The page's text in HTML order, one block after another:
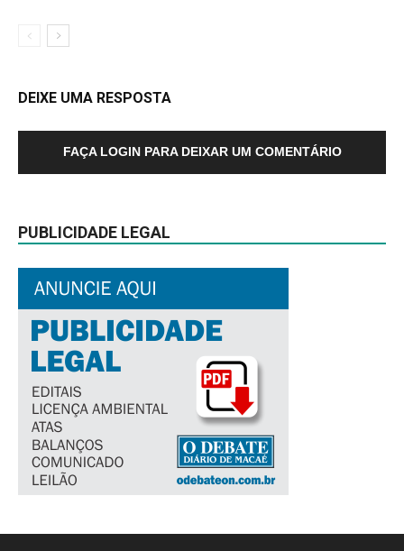
DEIXE UMA RESPOSTA
FAÇA LOGIN PARA DEIXAR UM COMENTÁRIO
PUBLICIDADE LEGAL